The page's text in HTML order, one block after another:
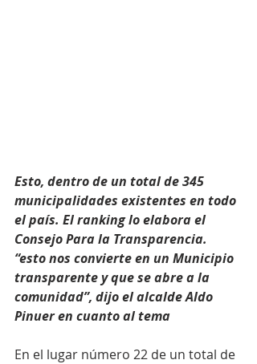
Esto, dentro de un total de 345
municipalidades existentes en todo
el país. El ranking lo elabora el
Consejo Para la Transparencia.
“esto nos convierte en un Municipio
transparente y que se abre a la
comunidad”, dijo el alcalde Aldo
Pinuer en cuanto al tema
En el lugar número 22 de un total de